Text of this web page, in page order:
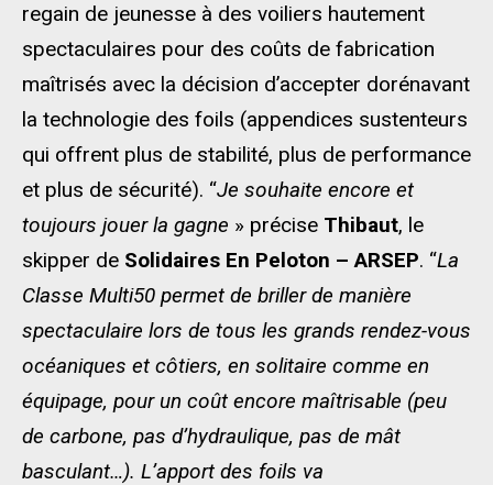
regain de jeunesse à des voiliers hautement
spectaculaires pour des coûts de fabrication
maîtrisés avec la décision d’accepter dorénavant
la technologie des foils (appendices sustenteurs
qui offrent plus de stabilité, plus de performance
et plus de sécurité). “Je souhaite encore et
toujours jouer la gagne » précise Thibaut, le
skipper de Solidaires En Peloton – ARSEP. “La
Classe Multi50 permet de briller de manière
spectaculaire lors de tous les grands rendez-vous
océaniques et côtiers, en solitaire comme en
équipage, pour un coût encore maîtrisable (peu
de carbone, pas d’hydraulique, pas de mât
basculant…). L’apport des foils va